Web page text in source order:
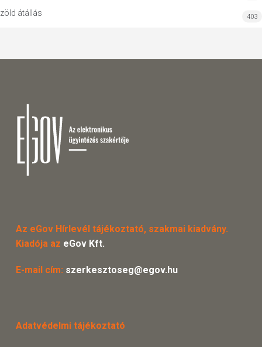
zöld átállás 403
Az eGov Hírlevél tájékoztató, szakmai kiadvány.
Kiadója az eGov Kft.
E-mail cím: szerkesztoseg@egov.hu
Adatvédelmi tájékoztató